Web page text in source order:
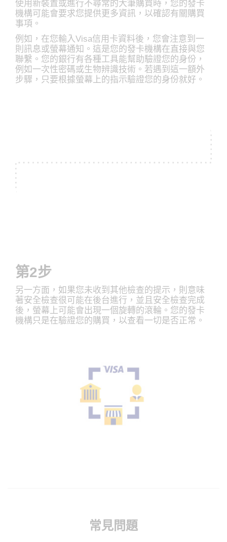
使用新裝置或進行不尋常的大筆購買時，您的發卡
機構可能會要求您提供更多資訊，以確認有關購買
事項。
例如，在您輸入Visa信用卡資料後，您會注意到一
則訊息或螢幕通知。這是您的發卡機構在直接與您
聯繫。您的銀行有各種工具能幫助驗證您的身份，
例如一次性密碼或生物辨識技術。若遇到這一額外
步驟，只要根據螢幕上的指示驗證您的身份就好。
第2步
另一方面，如果您未收到其他檢查的提示，則意味
著安全檢查很可能在後台進行，並且安全檢查完成
後，螢幕上可能會出現一個旋轉的滾輪。您的發卡
機構只是在驗證您的購買，以查看一切是否正常。
常見問題